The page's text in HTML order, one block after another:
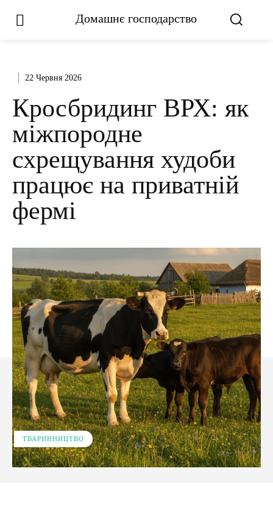
Домашнє господарство
22 Червня 2026
Кросбридинг ВРХ: як
міжпородне
схрещування худоби
працює на приватній
фермі
ТВАРИННИЦТВО